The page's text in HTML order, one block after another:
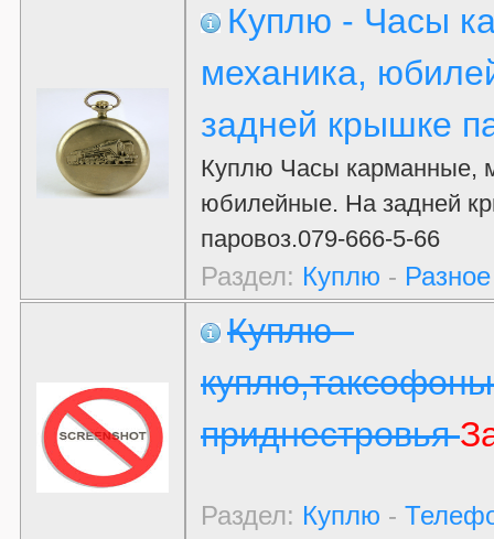
Куплю - Часы
механика,
задней крышке
Куплю Часы карманные,
юбилейные. На задней
паровоз.079-666-5-66
Раздел: Куплю - Разное
Куплю -
приднестровья
Раздел: Куплю -